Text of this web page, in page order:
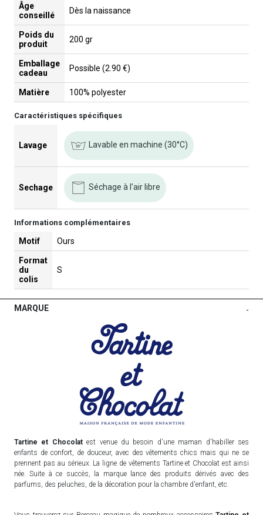
Âge
conseillé
Dès la naissance
Poids du
produit
200 gr
Emballage
cadeau
Possible (2.90 €)
Matière 100% polyester
Caractéristiques spécifiques
Lavage Lavable en machine (30°C)
Sechage Séchage à l'air libre
Informations complémentaires
Motif Ours
Format
du
colis
S
MARQUE -
Tartine et Chocolatest venue du besoin d'une maman d'habiller ses
enfants de confort, de douceur, avec des vêtements chics mais qui ne se
prennent pas au sérieux. La ligne de vêtements Tartine et Chocolat est ainsi
née. Suite à ce succès, la marque lance des produits dérivés avec des
parfums, des peluches, de la décoration pour la chambre d'enfant, etc.